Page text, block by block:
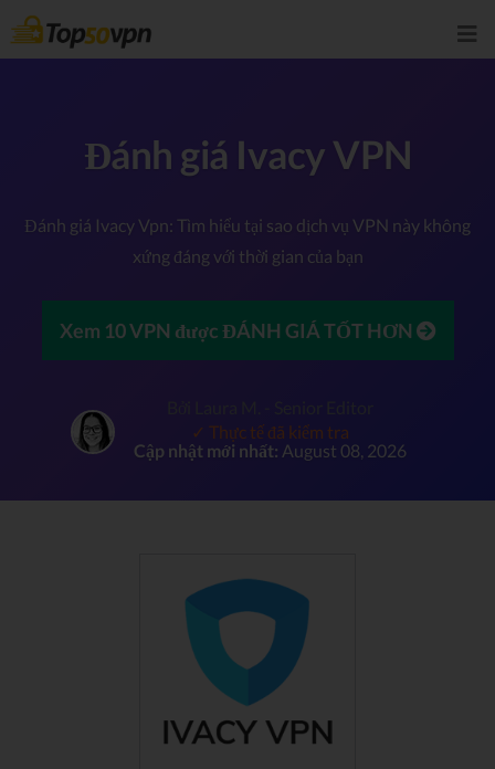
Đánh giá Ivacy VPN
Đánh giá Ivacy Vpn: Tìm hiểu tại sao dịch vụ VPN này không
xứng đáng với thời gian của bạn
Xem 10 VPN được ĐÁNH GIÁ TỐT HƠN
✓ Thực tế đã kiểm tra
Cập nhật mới nhất: August 08, 2026